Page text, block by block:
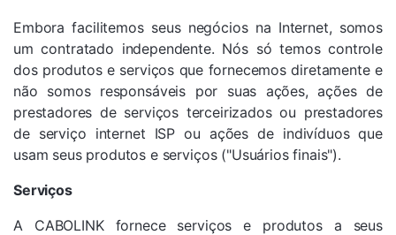
Embora facilitemos seus negócios na Internet, somos
um contratado independente. Nós só temos controle
dos produtos e serviços que fornecemos diretamente e
não somos responsáveis ​​por suas ações, ações de
prestadores de serviços terceirizados ou prestadores
de serviço internet ISP ou ações de indivíduos que
usam seus produtos e serviços ("Usuários finais").
Serviços
A CABOLINK fornece serviços e produtos a seus